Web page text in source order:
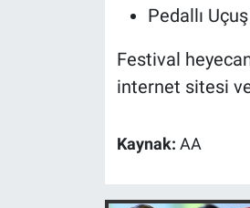
Pedallı
Festival
internet sitesi
Kaynak: AA